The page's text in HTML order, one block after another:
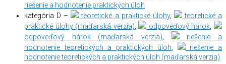
riešenie a hodnotenie praktických úloh
kategória D –
teoretické a praktické úlohy,
teoretické a
praktické úlohy (maďarská verzia)
odpoveďový hárok
odpoveďový hárok (maďarská verzia)
riešenie a
hodnotenie teoretických a praktických úloh
riešenie a
hodnotenie teoretických a praktických úloh (maďarská verzia)